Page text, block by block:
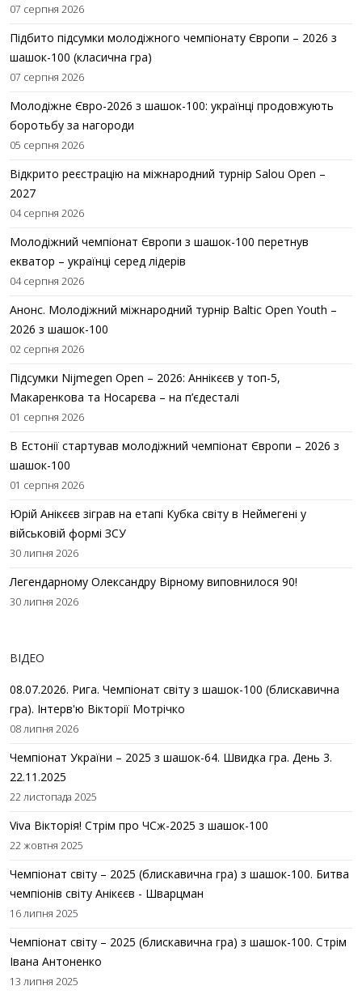
07 серпня 2026
Підбито підсумки молодіжного чемпіонату Європи – 2026 з
шашок-100 (класична гра)
07 серпня 2026
Молодіжне Євро-2026 з шашок-100: українці продовжують
боротьбу за нагороди
05 серпня 2026
Відкрито реєстрацію на міжнародний турнір Salou Open –
2027
04 серпня 2026
Молодіжний чемпіонат Європи з шашок-100 перетнув
екватор – українці серед лідерів
04 серпня 2026
Анонс. Молодіжний міжнародний турнір Baltic Open Youth –
2026 з шашок-100
02 серпня 2026
Підсумки Nijmegen Open – 2026: Аннікєєв у топ-5,
Макаренкова та Носарєва – на п’єдесталі
01 серпня 2026
В Естонії стартував молодіжний чемпіонат Європи – 2026 з
шашок-100
01 серпня 2026
Юрій Анікєєв зіграв на етапі Кубка світу в Неймегені у
військовій формі ЗСУ
30 липня 2026
Легендарному Олександру Вірному виповнилося 90!
30 липня 2026
ВІДЕО
08.07.2026. Рига. Чемпіонат світу з шашок-100 (блискавична
гра). Інтерв'ю Вікторії Мотрічко
08 липня 2026
Чемпіонат України – 2025 з шашок-64. Швидка гра. День 3.
22.11.2025
22 листопада 2025
Viva Вікторія! Стрім про ЧСж-2025 з шашок-100
22 жовтня 2025
Чемпіонат світу – 2025 (блискавична гра) з шашок-100. Битва
чемпіонів світу Анікєєв - Шварцман
16 липня 2025
Чемпіонат світу – 2025 (блискавична гра) з шашок-100. Стрім
Івана Антоненко
13 липня 2025